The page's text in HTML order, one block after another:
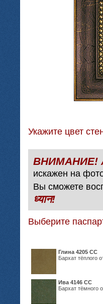
Укажите цвет
искажен на
Вы сможете
ध्यान!
Выберите
Глина 4205 СС
Бархат тёплого
Ива 4146 СС
Бархат тёмного